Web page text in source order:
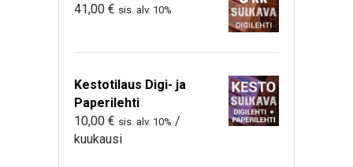
41,00 € sis. alv. 10%
Kestotilaus Digi- ja
Paperilehti
10,00 € sis. alv. 10% /
kuukausi